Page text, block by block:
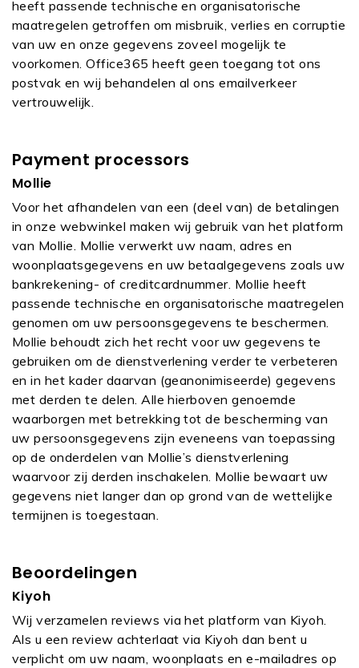
heeft passende technische en organisatorische
maatregelen getroffen om misbruik, verlies en corruptie
van uw en onze gegevens zoveel mogelijk te
voorkomen. Office365 heeft geen toegang tot ons
postvak en wij behandelen al ons emailverkeer
vertrouwelijk.
Payment processors
Mollie
Voor het afhandelen van een (deel van) de betalingen
in onze webwinkel maken wij gebruik van het platform
van Mollie. Mollie verwerkt uw naam, adres en
woonplaatsgegevens en uw betaalgegevens zoals uw
bankrekening- of creditcardnummer. Mollie heeft
passende technische en organisatorische maatregelen
genomen om uw persoonsgegevens te beschermen.
Mollie behoudt zich het recht voor uw gegevens te
gebruiken om de dienstverlening verder te verbeteren
en in het kader daarvan (geanonimiseerde) gegevens
met derden te delen. Alle hierboven genoemde
waarborgen met betrekking tot de bescherming van
uw persoonsgegevens zijn eveneens van toepassing
op de onderdelen van Mollie’s dienstverlening
waarvoor zij derden inschakelen. Mollie bewaart uw
gegevens niet langer dan op grond van de wettelijke
termijnen is toegestaan.
Beoordelingen
Kiyoh
Wij verzamelen reviews via het platform van Kiyoh.
Als u een review achterlaat via Kiyoh dan bent u
verplicht om uw naam, woonplaats en e-mailadres op